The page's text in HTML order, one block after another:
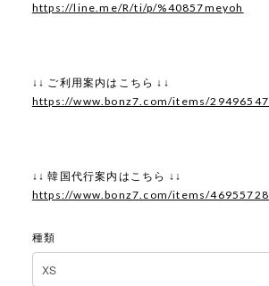
https://line.me/R/ti/p/%40857meyoh
↓↓ ご利用案内はこちら ↓↓
https://www.bonz7.com/items/29496547
↓↓ 韓国代行案内はこちら ↓↓
https://www.bonz7.com/items/46955728
種類